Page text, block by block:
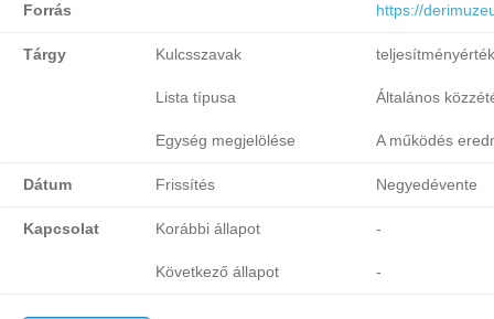
Forrás https://
Tárgy Kulcsszavak
Lista típusa Általános
Egység megjelölése A működés
Dátum Frissítés Negyedévente
Kapcsolat Korábbi állapot -
Következő állapot -